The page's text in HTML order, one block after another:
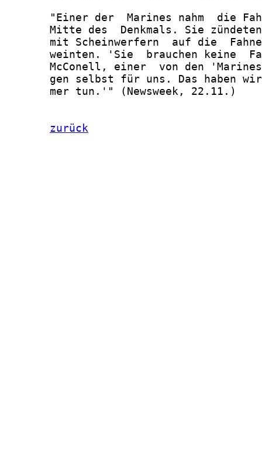
"Einer der  Marines nahm  die
Mitte des  Denkmals. Sie
mit Scheinwerfern  auf die
weinten. 'Sie  brauchen keine
McConell, einer  von den
gen selbst für uns. Das haben
       mer tun.'" (Newsweek, 22.11.)
zurück